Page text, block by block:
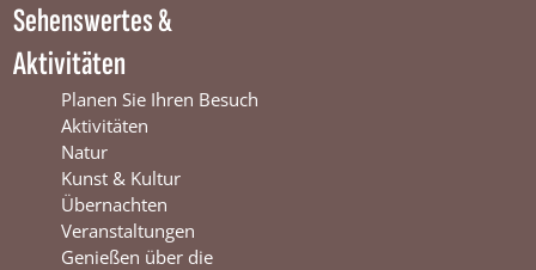
n
t
e
t
e
r
s
w
i
j
k
i
t
e
r
s
w
i
j
k
Sehenswertes &
Aktivitäten
Planen Sie Ihren Besuch
Aktivitäten
Natur
Kunst & Kultur
Übernachten
Veranstaltungen
Genießen über die